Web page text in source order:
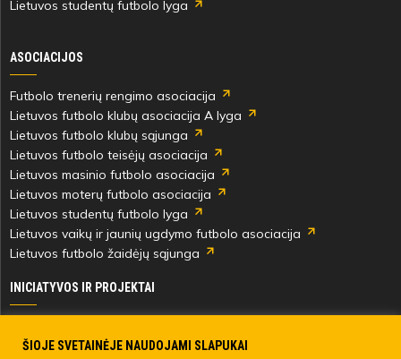
Lietuvos studentų futbolo lyga
ASOCIACIJOS
Futbolo trenerių rengimo asociacija
Lietuvos futbolo klubų asociacija A lyga
Lietuvos futbolo klubų sąjunga
Lietuvos futbolo teisėjų asociacija
Lietuvos masinio futbolo asociacija
Lietuvos moterų futbolo asociacija
Lietuvos studentų futbolo lyga
Lietuvos vaikų ir jaunių ugdymo futbolo asociacija
Lietuvos futbolo žaidėjų sąjunga
INICIATYVOS IR PROJEKTAI
Paramos fondai
ŠIOJE SVETAINĖJE NAUDOJAMI SLAPUKAI